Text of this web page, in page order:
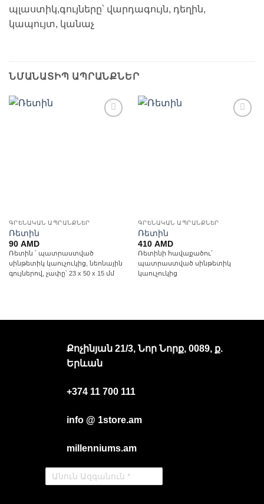
պլաստիկ,գույները՝ վարդագույն, դեղին,
կապույտ, կանաչ
ՆՄԱՆԱՏԻՊ ԱՊՐԱՆՔՆԵՐ
ԳՐԵՆԱԿԱՆ ԱՊՐԱՆՔՆԵՐ
Ռետին
90 AMD
Ռետին ՝ պատրաստված
սինթետիկ կաուչուկից, նեոնային
գույներով, չափը՝ 23 x 50 x 15 մմ
ԳՐԵՆԱԿԱՆ ԱՊՐԱՆՔՆԵՐ
Ռետին
410 AMD
Ռետինի հավաքածու՝
պատրաստված սինթետիկ
կաուչուկից
Քոչինյան 21/3, Նոր Նորք, 0089, ք.
Երևան
+374 11 700 111
info @ 1store.am
millenniums.am